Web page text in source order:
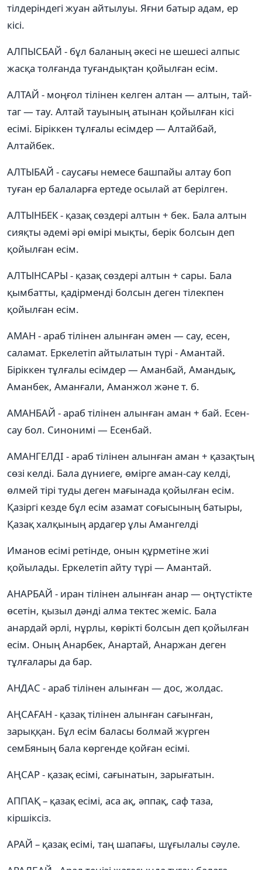
тілдеріндегі жуан айтылуы. Яғни батыр адам, ер
кісі.
АЛПЫСБАЙ - бұл баланың әкесі не шешесі алпыс
жасқа толғанда туғандықтан қойылған есім.
АЛТАЙ - моңғол тілінен келген алтан — алтын, тай-
таг — тау. Алтай тауының атынан қойылған кісі
есімі. Біріккен тұлғалы есімдер — Алтайбай,
Алтайбек.
АЛТЫБАЙ - саусағы немесе башпайы алтау боп
туған ер балаларға ертеде осылай ат берілген.
АЛТЫНБЕК - қазақ сөздері алтын + бек. Бала алтын
сияқты әдемі әрі өмірі мықты, берік болсын деп
қойылған есім.
АЛТЫНСАРЫ - қазақ сөздері алтын + сары. Бала
қымбатты, қадірменді болсын деген тілекпен
қойылған есім.
АМАН - араб тілінен алынған әмен — сау, есен,
саламат. Еркелетіп айтылатын түрі - Амантай.
Біріккен тұлғалы есімдер — Аманбай, Амандық,
Аманбек, Аманғали, Аманжол және т. б.
АМАНБАЙ - араб тілінен алынған аман + бай. Есен-
сау бол. Синонимі — Есенбай.
АМАНГЕЛДІ - араб тілінен алынған аман + қазақтың
сөзі келді. Бала дүниеге, өмірге аман-сау келді,
өлмей тірі туды деген мағынада қойылған есім.
Қазіргі кезде бұл есім азамат соғысының батыры,
Қазақ халқының ардагер ұлы Амангелді
Иманов есімі ретінде, онын құрметіне жиі
қойылады. Еркелетіп айту түрі — Амантай.
АНАРБАЙ - иран тілінен алынған анар — оңтүстікте
өсетін, қызыл дәнді алма тектес жеміс. Бала
анардай әрлі, нұрлы, көрікті болсын деп қойылған
есім. Оның Анарбек, Анартай, Анаржан деген
тұлғалары да бар.
АНДАС - араб тілінен алынған — дос, жолдас.
АҢСАҒАН - қазақ тілінен алынған сағынған,
зарыққан. Бұл есім баласы болмай жүрген
семБяның бала көргенде қойған есімі.
АҢСАР - қазақ есімі, сағынатын, зарығатын.
АППАҚ – қазақ есімі, аса ақ, әппақ, саф таза,
кіршіксіз.
АРАЙ – қазақ есімі, таң шапағы, шұғылалы сәуле.